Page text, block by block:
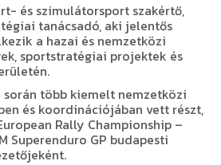
és szimulátorsport szakértő,
tanácsadó, aki jelentős
a hazai és nemzetközi
sportstratégiai projektek és
több kiemelt nemzetközi
és koordinációjában vett részt,
Rally Championship –
Superenduro GP budapesti